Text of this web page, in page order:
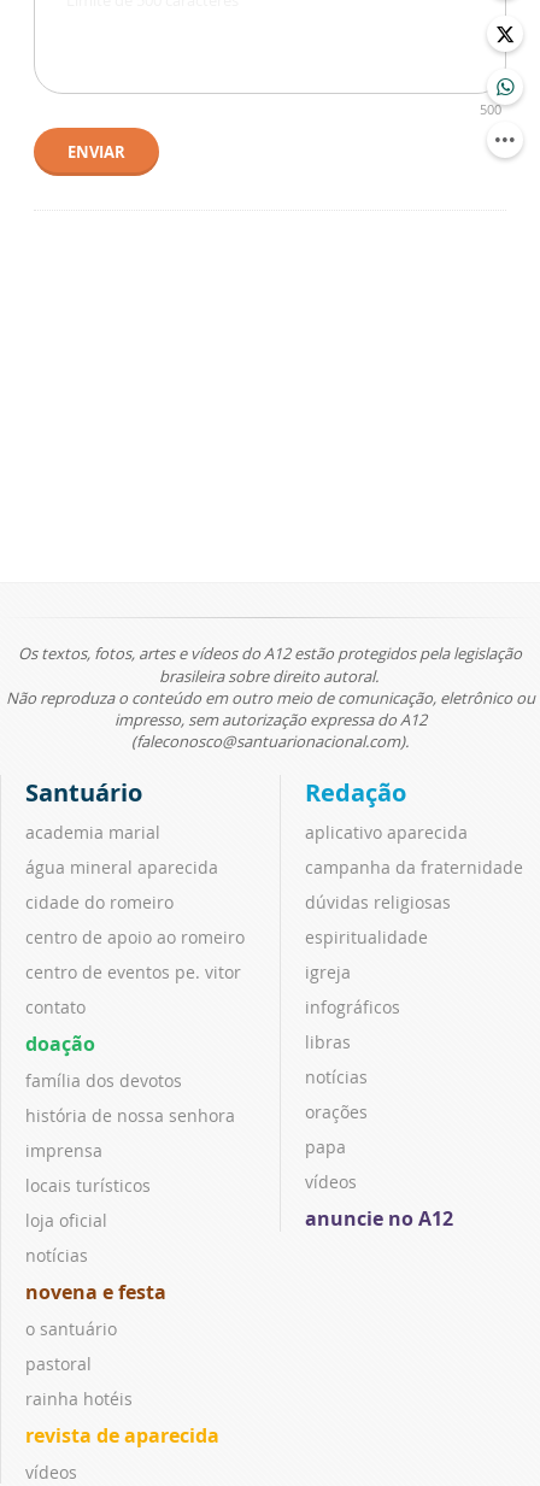
500
ENVIAR
Os textos, fotos, artes e vídeos do A12 estão protegidos pela legislação
brasileira sobre direito autoral.
Não reproduza o conteúdo em outro meio de comunicação, eletrônico ou
impresso, sem autorização expressa do A12
(faleconosco@santuarionacional.com).
Santuário
academia marial
água mineral aparecida
cidade do romeiro
centro de apoio ao romeiro
centro de eventos pe. vitor
contato
doação
família dos devotos
história de nossa senhora
imprensa
locais turísticos
loja oficial
notícias
novena e festa
o santuário
pastoral
rainha hotéis
revista de aparecida
vídeos
Redação
aplicativo aparecida
campanha da fraternidade
dúvidas religiosas
espiritualidade
igreja
infográficos
libras
notícias
orações
papa
vídeos
anuncie no A12